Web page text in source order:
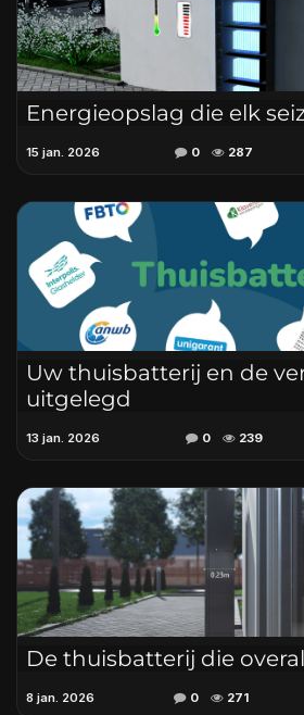
Energieopslag die elk
15 jan. 2026 0 287
Uw thuisbatterij en de
uitgelegd
13 jan. 2026 0 239
De thuisbatterij die
8 jan. 2026 0 271